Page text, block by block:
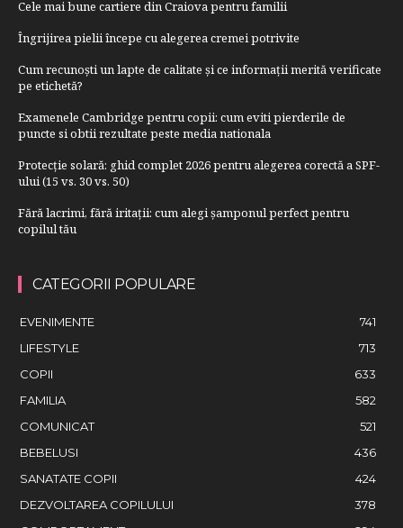
Cele mai bune cartiere din Craiova pentru familii
Îngrijirea pielii începe cu alegerea cremei potrivite
Cum recunoști un lapte de calitate și ce informații merită verificate
pe etichetă?
Examenele Cambridge pentru copii: cum eviti pierderile de
puncte si obtii rezultate peste media nationala
Protecție solară: ghid complet 2026 pentru alegerea corectă a SPF-
ului (15 vs. 30 vs. 50)
Fără lacrimi, fără iritații: cum alegi șamponul perfect pentru
copilul tău
CATEGORII POPULARE
EVENIMENTE
741
LIFESTYLE
713
COPII
633
FAMILIA
582
COMUNICAT
521
BEBELUSI
436
SANATATE COPII
424
DEZVOLTAREA COPILULUI
378